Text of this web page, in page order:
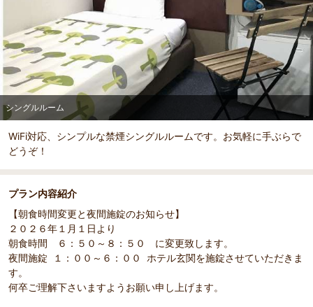
シングルルーム
WiFi対応、シンプルな禁煙シングルルームです。お気軽に手ぶらで
どうぞ！
プラン内容紹介
【朝食時間変更と夜間施錠のお知らせ】
２０２６年１月１日より
朝食時間 ６：５０～８：５０ に変更致します。
夜間施錠 １：００～６：００ ホテル玄関を施錠させていただきま
す。
何卒ご理解下さいますようお願い申し上げます。
部屋詳細
シングルルーム